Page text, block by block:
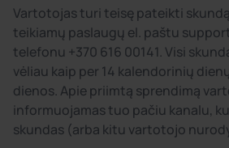
Vartotojas turi teisę pateikti
teikiamų paslaugų el. paštu
telefonu +370 616 00141. Visi
vėliau kaip per 14 kalendorinių
dienos. Apie priimtą sprendimą
informuojamas tuo pačiu kanalu,
skundas (arba kitu vartotojo